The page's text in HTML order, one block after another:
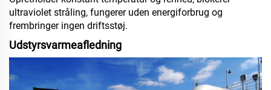
ultraviolet stråling, fungerer uden energiforbrug og
frembringer ingen driftsstøj.
Udstyrsvarmeafledning